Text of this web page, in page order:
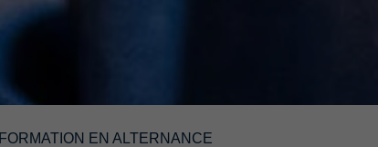
FORMATION EN ALTERNANCE